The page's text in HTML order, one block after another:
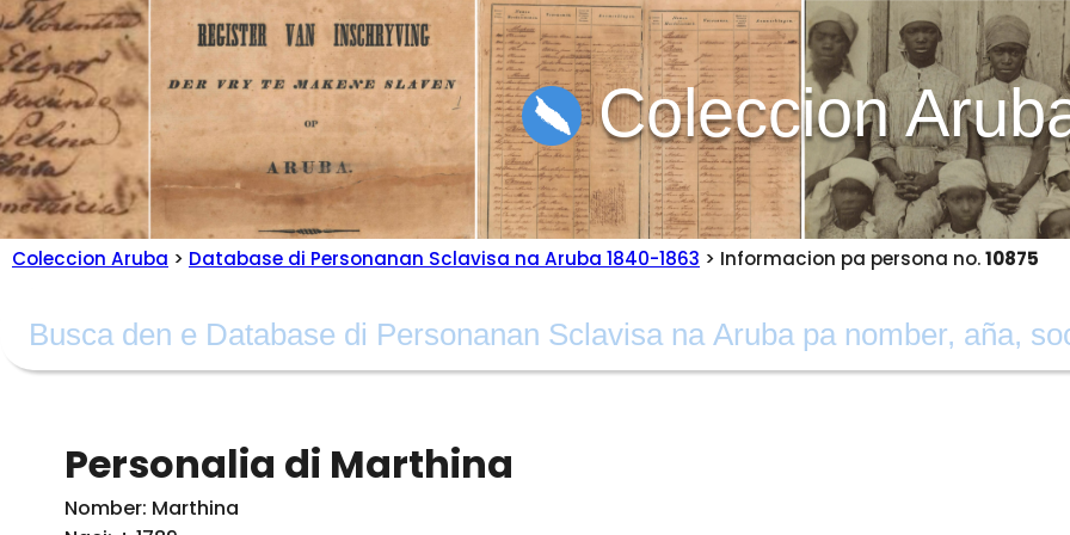
Coleccion
Coleccion Aruba > Database di Personanan Sclavisa na Aruba 1840-1863 > Informacion pa persona no.10875
Personalia di Marthina
Nomber: Marthina